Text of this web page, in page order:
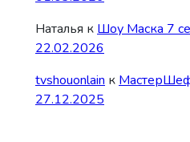
Наталья к Шоу Маска 7
22.02.2026
tvshouonlain к
27.12.2025